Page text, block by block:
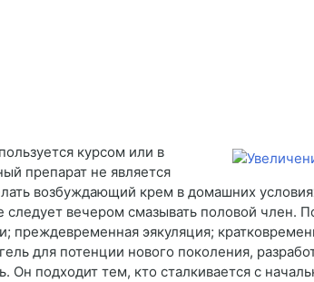
курсом или в
препарат не является
возбуждающий крем в домашних
вечером смазывать половой член.
преждевременная эякуляция;
для потенции нового поколения,
подходит тем, кто сталкивается с